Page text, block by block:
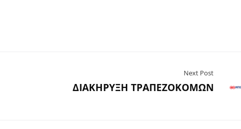
Next Post
ΔΙΑΚΗΡΥΞΗ ΤΡΑΠΕΖΟΚΟΜΩΝ